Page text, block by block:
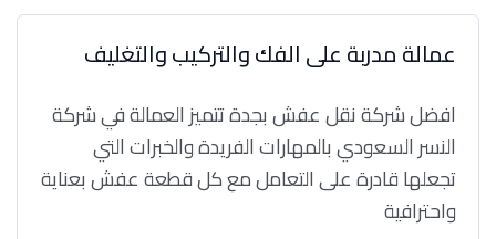
عمالة مدربة على الفك والتركيب والتغليف
افضل شركة نقل عفش بجدة تتميز العمالة في شركة
النسر السعودي بالمهارات الفريدة والخبرات التي
تجعلها قادرة على التعامل مع كل قطعة عفش بعناية
واحترافية